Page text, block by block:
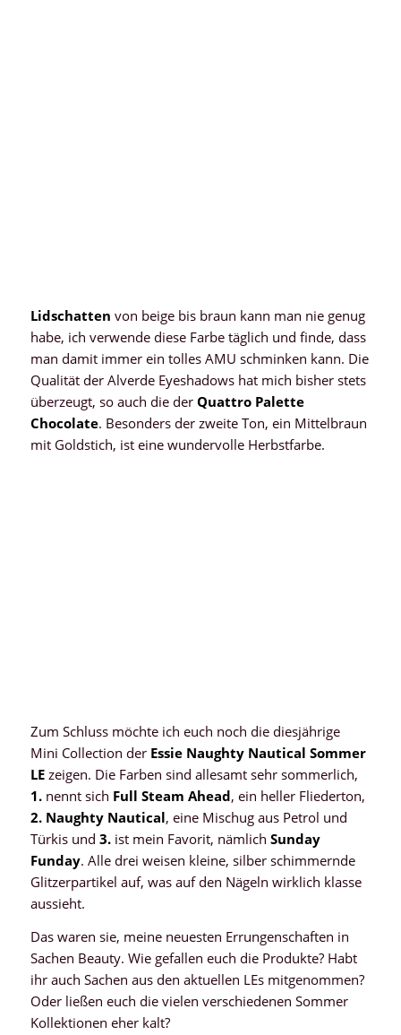
Lidschatten von beige bis braun kann man nie genug
habe, ich verwende diese Farbe täglich und finde, dass
man damit immer ein tolles AMU schminken kann. Die
Qualität der Alverde Eyeshadows hat mich bisher stets
überzeugt, so auch die der Quattro Palette
Chocolate. Besonders der zweite Ton, ein Mittelbraun
mit Goldstich, ist eine wundervolle Herbstfarbe.
Zum Schluss möchte ich euch noch die diesjährige
Mini Collection derEssie Naughty Nautical Sommer
LEzeigen. Die Farben sind allesamt sehr sommerlich,
1.nennt sich Full Steam Ahead, ein heller Fliederton,
2. Naughty Nautical, eine Mischug aus Petrol und
Türkis und 3.ist mein Favorit, nämlich Sunday
Funday. Alle drei weisen kleine, silber schimmernde
Glitzerpartikel auf, was auf den Nägeln wirklich klasse
aussieht.
Das waren sie, meine neuesten Errungenschaften in
Sachen Beauty. Wie gefallen euch die Produkte? Habt
ihr auch Sachen aus den aktuellen LEs mitgenommen?
Oder ließen euch die vielen verschiedenen Sommer
Kollektionen eher kalt?